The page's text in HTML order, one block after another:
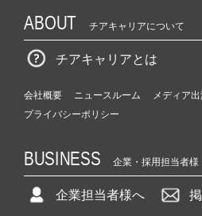
ABOUT チアキャリアについて
チアキャリアとは
会社概要 ニュースルーム
メディア
プライバシーポリシー
BUSINESS 企業・採用担当者様
企業担当者様へ